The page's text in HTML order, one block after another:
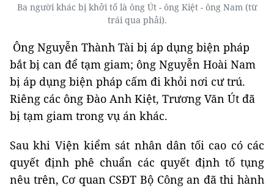
Ba người khác bị khởi tố là ông Út - ông Kiệt - ông Nam (từ
trái qua phải).
Ông Nguyễn Thành Tài bị áp dụng biện pháp
bắt bị can để tạm giam; ông Nguyễn Hoài Nam
bị áp dụng biện pháp cấm đi khỏi nơi cư trú.
Riêng các ông Đào Anh Kiệt, Trương Văn Út đã
bị tạm giam trong vụ án khác.
Sau khi Viện kiểm sát nhân dân tối cao có các
quyết định phê chuẩn các quyết định tố tụng
nêu trên, Cơ quan CSĐT Bộ Công an đã thi hành